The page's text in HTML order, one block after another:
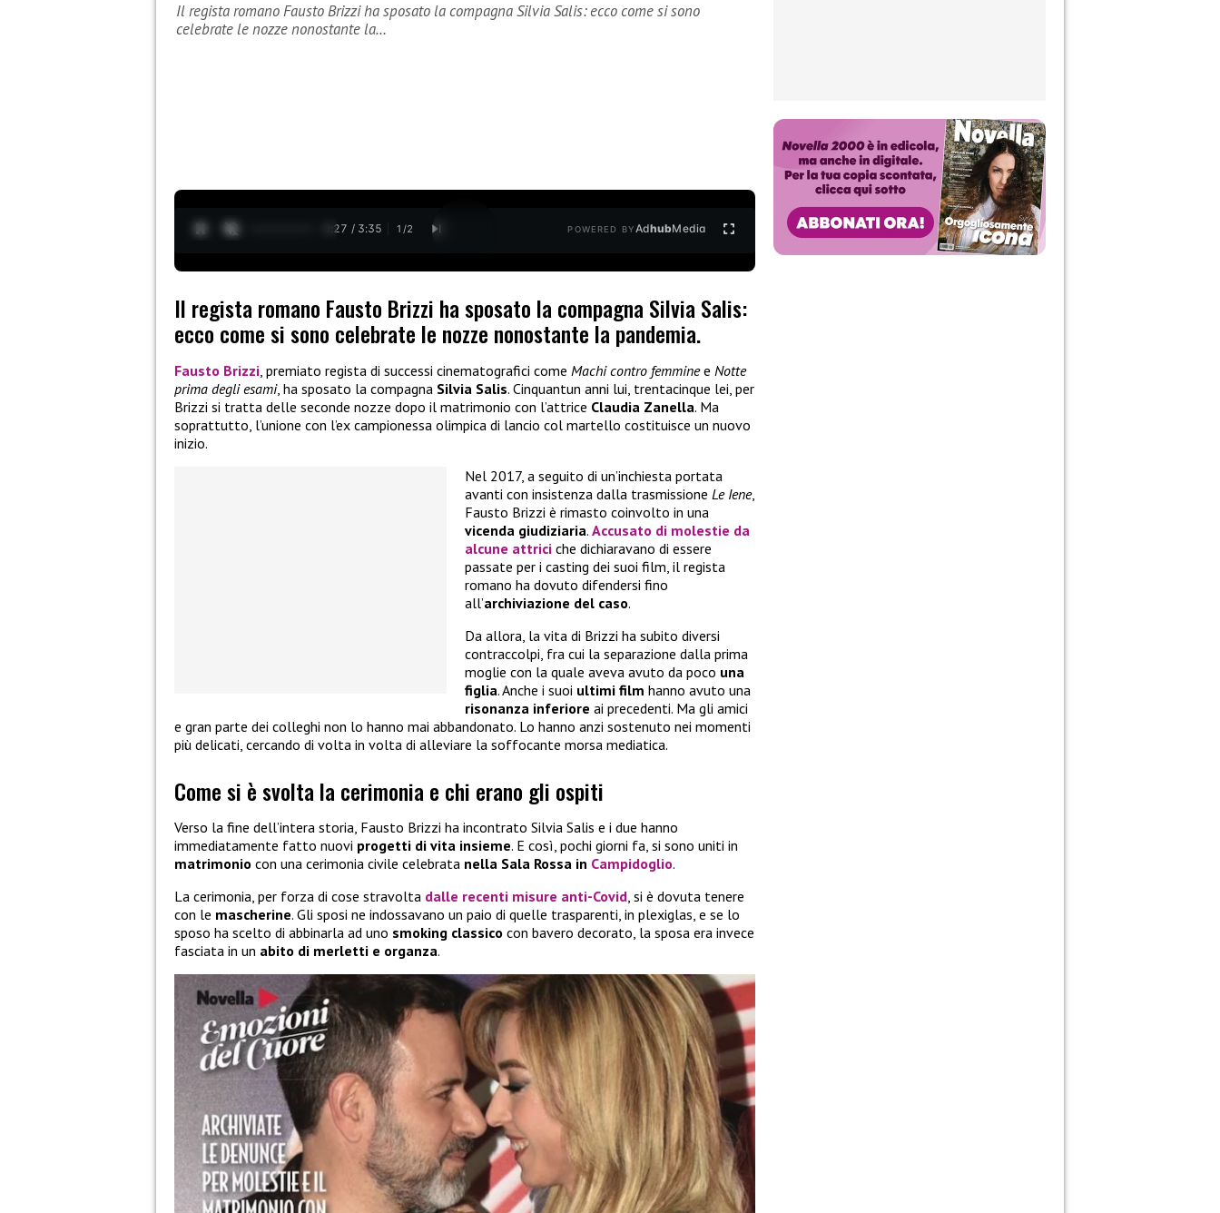
Il regista romano Fausto Brizzi ha sposato la compagna Silvia Salis: ecco come si sono
celebrate le nozze nonostante la…
0:28 / 3:35 1 /2 POWERED BYAdhubMedia
Il regista romano Fausto Brizzi ha sposato la compagna Silvia Salis:
ecco come si sono celebrate le nozze nonostante la pandemia.
Fausto Brizzi, premiato regista di successi cinematografici come Machi contro femminee Notte
prima degli esami, ha sposato la compagna Silvia Salis. Cinquantun anni lui, trentacinque lei, per
Brizzi si tratta delle seconde nozze dopo il matrimonio con l’attrice Claudia Zanella. Ma
soprattutto, l’unione con l’ex campionessa olimpica di lancio col martello costituisce un nuovo
inizio.
Nel 2017, a seguito di un’inchiesta portata
avanti con insistenza dalla trasmissione Le Iene,
Fausto Brizzi è rimasto coinvolto in una
vicenda giudiziaria. Accusato di molestie da
alcune attrici che dichiaravano di essere
passate per i casting dei suoi film, il regista
romano ha dovuto difendersi fino
all’archiviazione del caso.
Da allora, la vita di Brizzi ha subito diversi
contraccolpi, fra cui la separazione dalla prima
moglie con la quale aveva avuto da poco una
figlia. Anche i suoi ultimi film hanno avuto una
risonanza inferiore ai precedenti. Ma gli amici
e gran parte dei colleghi non lo hanno mai abbandonato. Lo hanno anzi sostenuto nei momenti
più delicati, cercando di volta in volta di alleviare la soffocante morsa mediatica.
Come si è svolta la cerimonia e chi erano gli ospiti
Verso la fine dell’intera storia, Fausto Brizzi ha incontrato Silvia Salis e i due hanno
immediatamente fatto nuovi progetti di vita insieme. E così, pochi giorni fa, si sono uniti in
matrimonio con una cerimonia civile celebrata nella Sala Rossa in Campidoglio.
La cerimonia, per forza di cose stravolta dalle recenti misure anti-Covid, si è dovuta tenere
con le mascherine. Gli sposi ne indossavano un paio di quelle trasparenti, in plexiglas, e se lo
sposo ha scelto di abbinarla ad uno smoking classico con bavero decorato, la sposa era invece
fasciata in un abito di merletti e organza.